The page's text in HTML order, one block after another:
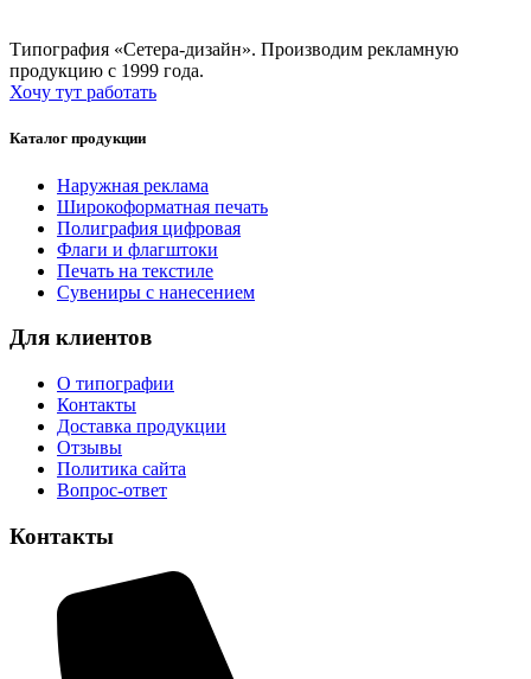
Типография «Сетера-дизайн». Производим рекламную
продукцию с 1999 года.
Хочу тут работать
Каталог продукции
Наружная реклама
Широкоформатная печать
Полиграфия цифровая
Флаги и флагштоки
Печать на текстиле
Сувениры с нанесением
Для клиентов
О типографии
Контакты
Доставка продукции
Отзывы
Политика сайта
Вопрос-ответ
Контакты